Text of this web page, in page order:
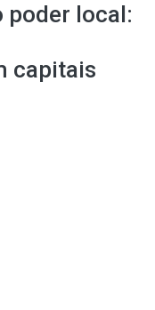
poder local:
capitais